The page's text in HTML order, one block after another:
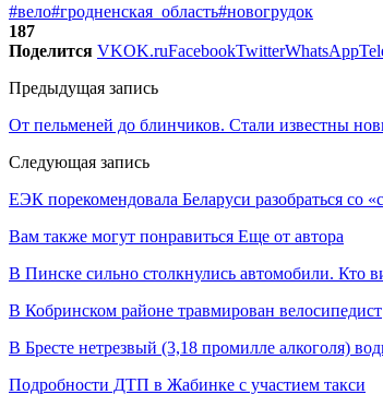
#вело#гродненская_область#новогрудок
187
Поделится VKOK.ruFacebookTwitterWhatsApp
Предыдущая запись
От пельменей до блинчиков. Стали известны
Следующая запись
ЕЭК порекомендовала Беларуси разобраться со
Вам также могут понравиться Еще от автора
В Пинске сильно столкнулись автомобили. Кто
В Кобринском районе травмирован велосипедист
В Бресте нетрезвый (3,18 промилле алкоголя)
Подробности ДТП в Жабинке с участием такси